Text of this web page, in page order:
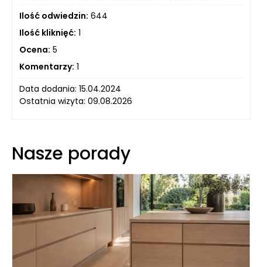
Ilość odwiedzin: 644
Ilość kliknięć: 1
Ocena: 5
Komentarzy: 1
Data dodania: 15.04.2024
Ostatnia wizyta: 09.08.2026
Nasze porady